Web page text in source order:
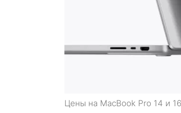
Цены на MacBook Pro 14 и